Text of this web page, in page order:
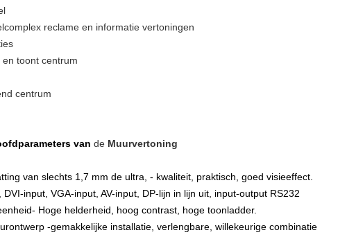
reclame en informatie vertoningen
toont centrum
centrum
van de Muurvertoning
van slechts 1,7 mm de ultra, - kwaliteit, praktisch, goed visieeffect.
DVI-input, VGA-input, AV-input, DP-lijn in lijn uit, input-output RS232
Hoge helderheid, hoog contrast, hoge toonladder.
-gemakkelijke installatie, verlengbare, willekeurige combinatie